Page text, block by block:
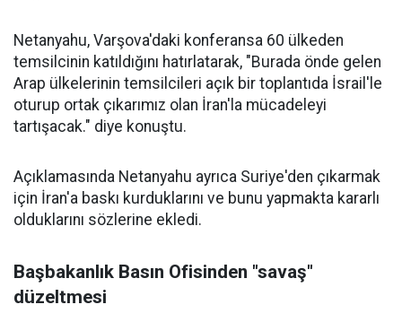
Netanyahu, Varşova'daki konferansa 60 ülkeden
temsilcinin katıldığını hatırlatarak, "Burada önde gelen
Arap ülkelerinin temsilcileri açık bir toplantıda İsrail'le
oturup ortak çıkarımız olan İran'la mücadeleyi
tartışacak." diye konuştu.
Açıklamasında Netanyahu ayrıca Suriye'den çıkarmak
için İran'a baskı kurduklarını ve bunu yapmakta kararlı
olduklarını sözlerine ekledi.
Başbakanlık Basın Ofisinden "savaş"
düzeltmesi